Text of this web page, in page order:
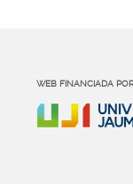
WEB FINANCIADA